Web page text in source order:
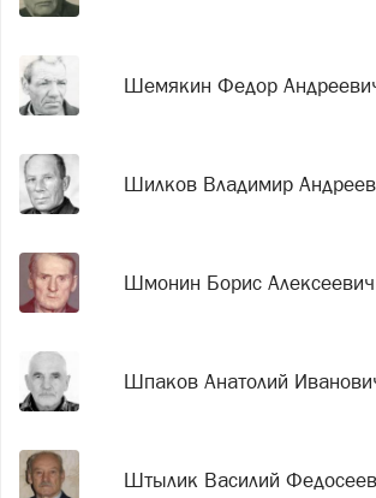
Шемякин Федор
Шилков Владимир
Шмонин Борис Алексеевич
Шпаков Анатолий
Штылик Василий